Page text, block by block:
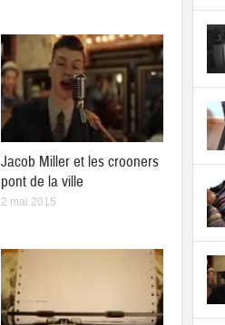
Jacob Miller et les crooners
pont de la ville
2 mai 2015